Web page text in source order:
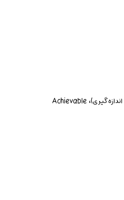
فراهم آوردن جهت و انگیزه برای اقدامات روزانه، امکان سنجش پیشرفت و اصلاح مسیر در صورت لزوم. اهداف باید SMART باشند: Specific (مشخص)، Measurable (قابل اندازه‌گیری)، Achievable